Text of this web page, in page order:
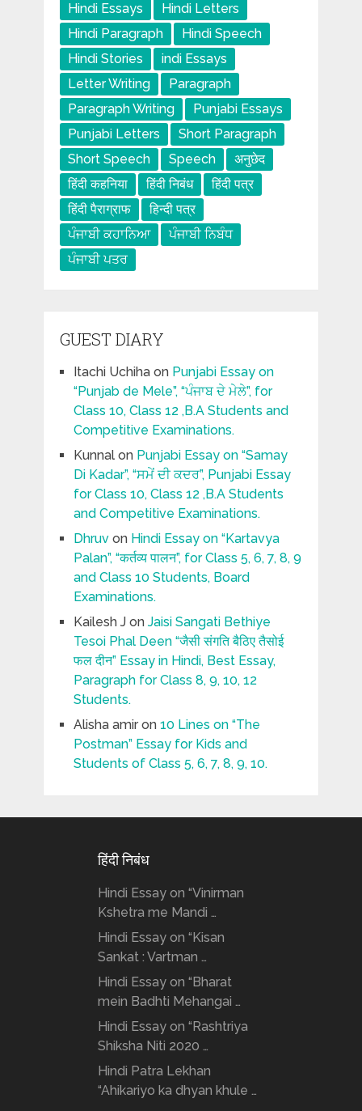
Hindi Essays
Hindi Letters
Hindi Paragraph
Hindi Speech
Hindi Stories
indi Essays
Letter Writing
Paragraph
Paragraph Writing
Punjabi Essays
Punjabi Letters
Short Paragraph
Short Speech
Speech
अनुछेद
हिंदी कहनिया
हिंदी निबंध
हिंदी पत्र
हिंदी पैराग्राफ
हिन्दी पत्र
ਪੰਜਾਬੀ ਕਹਾਨਿਆ
ਪੰਜਾਬੀ ਨਿਬੰਧ
ਪੰਜਾਬੀ ਪਤਰ
GUEST DIARY
Itachi Uchihaon Punjabi Essay on
“Punjab de Mele”, “ਪੰਜਾਬ ਦੇ ਮੇਲੇ”, for
Class 10, Class 12 ,B.A Students and
Competitive Examinations.
Kunnalon Punjabi Essay on “Samay
Di Kadar”, “ਸਮੇਂ ਦੀ ਕਦਰ”, Punjabi Essay
for Class 10, Class 12 ,B.A Students
and Competitive Examinations.
Dhruvon Hindi Essay on “Kartavya
Palan”, “कर्तव्य पालन”, for Class 5, 6, 7, 8, 9
and Class 10 Students, Board
Examinations.
Kailesh Jon Jaisi Sangati Bethiye
Tesoi Phal Deen “जैसी संगति बैठिए तैसोई
फल दीन” Essay in Hindi, Best Essay,
Paragraph for Class 8, 9, 10, 12
Students.
Alisha amiron 10 Lines on “The
Postman” Essay for Kids and
Students of Class 5, 6, 7, 8, 9, 10.
हिंदी निबंध
Hindi Essay on “Vinirman
Kshetra me Mandi …
Hindi Essay on “Kisan
Sankat : Vartman …
Hindi Essay on “Bharat
mein Badhti Mehangai …
Hindi Essay on “Rashtriya
Shiksha Niti 2020 …
Hindi Patra Lekhan
“Ahikariyo ka dhyan khule …